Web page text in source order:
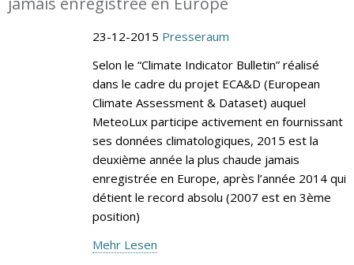
23-12-2015 Presseraum
Selon le “Climate Indicator Bulletin” réalisé
dans le cadre du projet ECA&D (European
Climate Assessment & Dataset) auquel
MeteoLux participe activement en fournissant
ses données climatologiques, 2015 est la
deuxième année la plus chaude jamais
enregistrée en Europe, après l’année 2014 qui
détient le record absolu (2007 est en 3ème
position)
Mehr Lesen